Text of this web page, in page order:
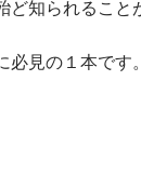
ど知られること
見の１本です。